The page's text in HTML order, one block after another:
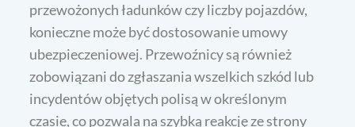
przewożonych ładunków czy liczby pojazdów,
konieczne może być dostosowanie umowy
ubezpieczeniowej. Przewoźnicy są również
zobowiązani do zgłaszania wszelkich szkód lub
incydentów objętych polisą w określonym
czasie, co pozwala na szybką reakcję ze strony